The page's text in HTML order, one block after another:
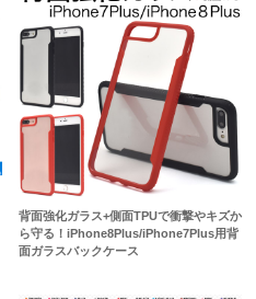
背面強化ガラス+側面TPUで衝撃やキズか
ら守る！iPhone8Plus/iPhone7Plus用背
面ガラスバックケース